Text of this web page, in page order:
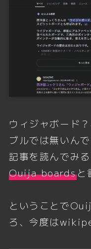
ウィジャボード
ブルでは無いん
記事を読んでみ
Ouija boardsと
ということで
ろ、今度は